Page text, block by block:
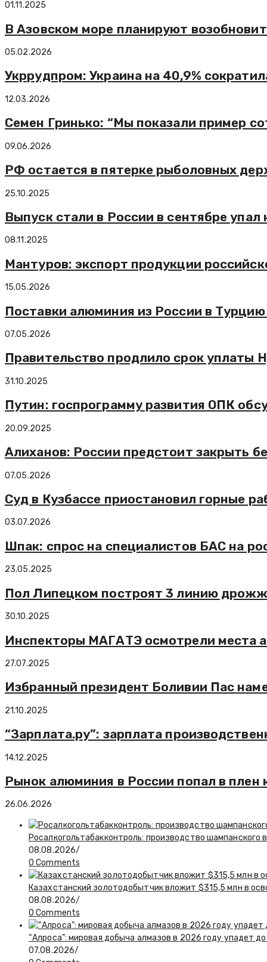
01.11.2025
В Азовском море планируют
05.02.2026
Укррудпром: Украина на 40,9%
12.03.2026
Семен Гринько: “Мы показали пример
09.06.2026
РФ остается в пятерке рыболовных
25.10.2025
Выпуск стали в России в сентябре
08.11.2025
Мантуров: экспорт продукции
15.05.2026
Поставки алюминия из России в
07.05.2026
Правительство продлило срок уплаты
31.10.2025
Путин: госпрограмму развития ОПК
20.09.2025
Алиханов: России предстоит закрыть
07.05.2026
Суд в Кузбассе приостановил горные
03.07.2026
Шпак: спрос на специалистов БАС на
23.05.2025
Пол Липецком построят 3 линию
30.10.2025
Инспекторы МАГАТЭ осмотрели места
27.07.2025
Избранный президент Боливии Пас
21.10.2025
“Зарплата.ру”: зарплата
14.12.2025
Рынок алюминия в России попал в плен
26.06.2026
Росалкогольтабакконтроль: производство шампанского
08.08.2026/
0 Comments
Казахстанский золотодобытчик вложит $315,5 млн в
08.08.2026/
0 Comments
“Алроса”: мировая добыча алмазов в 2026 году упадет
07.08.2026/